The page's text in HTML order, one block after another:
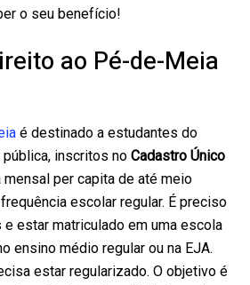
o seu benefício!
ao Pé-de-Meia
é destinado a estudantes do
inscritos no Cadastro Único
mensal per capita de até meio
escolar regular. É preciso
estar matriculado em uma escola
ensino médio regular ou na EJA.
estar regularizado. O objetivo é